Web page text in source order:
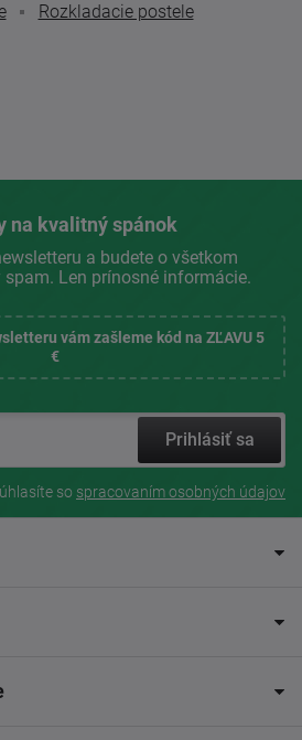
Rozkladacie postele
na kvalitný spánok
a budete o všetkom
Len prínosné informácie.
vám zašleme kód na ZĽAVU 5
€
Prihlásiť sa
so spracovaním osobných údajov